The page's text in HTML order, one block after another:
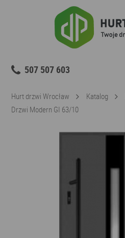
507 507 603
Hurt drzwi Wrocław Katalog
Drzwi Modern GI 63/10